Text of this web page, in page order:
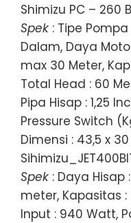
Shimizu PC – 260
Spek : Tipe
Dalam, Daya
max 30 Meter,
Total Head : 60
Pipa Hisap : 1,25
Pressure Switch
Dimensi : 43,5 x
Spek : Daya Hisap
meter, Kapasitas
Input : 940 Watt,